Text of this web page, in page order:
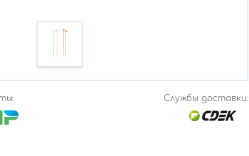
Службы доставки: